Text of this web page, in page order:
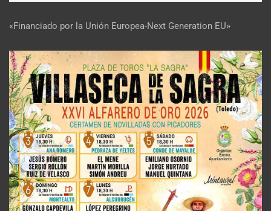
«Financiado por la Unión Europea-Next Generation EU»